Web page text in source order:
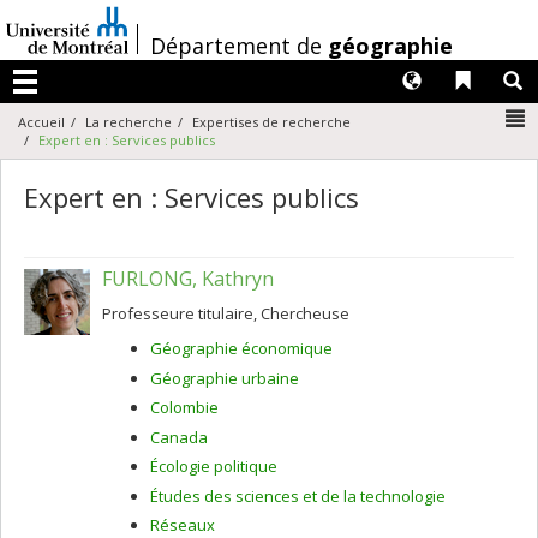
au
contenu
/Département de géographie
Menu
Liens
Langues
Accueil La recherche
Expertises de recherche
Expert en : Services publics
Expert en : Services publics
FURLONG, Kathryn
Professeure titulaire, Chercheuse
Géographie économique
Géographie urbaine
Colombie
Canada
Écologie politique
Études des sciences et de la technologie
Réseaux